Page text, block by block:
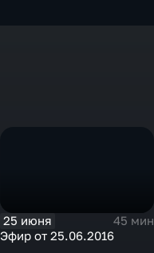
25 июня
45 мин
Эфир от 25.06.2016